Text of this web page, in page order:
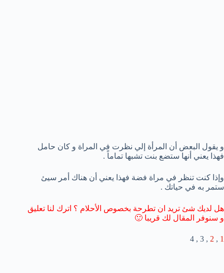
و يقول البعض أن المرأة إلي نظرت في المراة و كان حامل
فهذا يعني أنها ستضع بنت تشبها تماماً .
وإذا كنت تنظر في مراة فضة فهذا يعني أن هناك أمر سيئ
ستمر به في حياتك .
هل لديك شئ تريد ان تطرحة بخصوص الأحلام ؟ اترك لنا تعليق
و سنوفر المقال لك قريبا 🙂
1
,
2
, 3 , 4